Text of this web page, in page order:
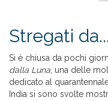
Stregati
Si è chiusa da pochi
dalla Luna, una delle
dedicato al
India si sono svolte